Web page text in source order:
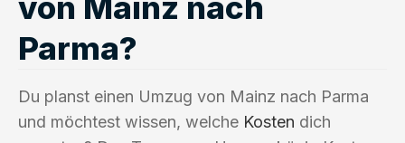
Parma?
Du planst einen Umzug von Mainz nach Parma
und möchtest wissen, welche Kosten dich